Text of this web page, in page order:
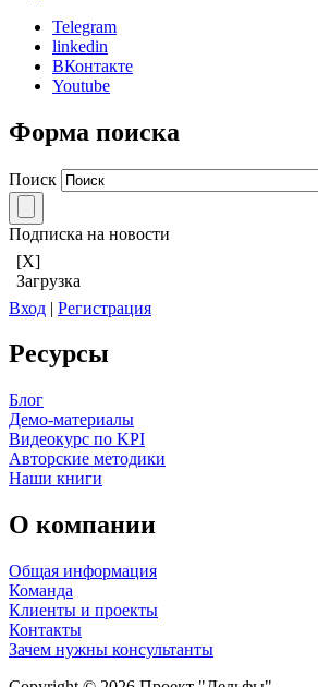
Telegram
linkedin
ВКонтакте
Youtube
Форма поиска
Поиск
Подписка на новости
[X]
Загрузка
Вход | Регистрация
Ресурсы
Блог
Демо-материалы
Видеокурс по KPI
Авторские методики
Наши книги
О компании
Общая информация
Команда
Клиенты и проекты
Контакты
Зачем нужны консультанты